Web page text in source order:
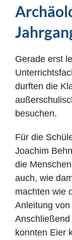
Gerade erst
durften die
besuchen.
Für die
Joachim
die
auch, wie
machten wie
Anleitung
konnten Eier